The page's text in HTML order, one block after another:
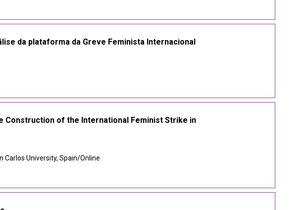
da plataforma da Greve Feminista Internacional
Construction of the International Feminist Strike in
Carlos University, Spain/Online